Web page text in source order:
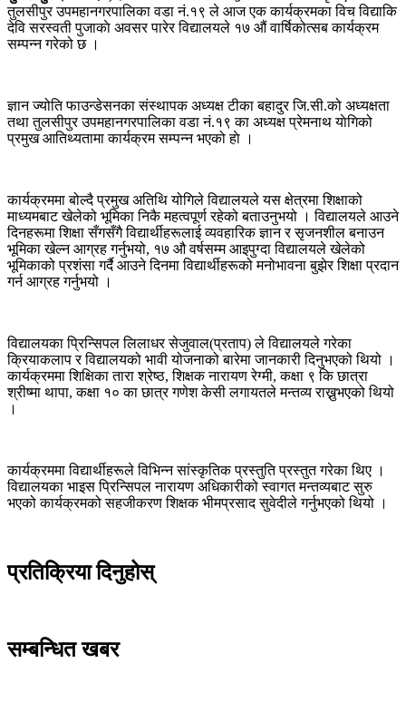
तुलसीपुर उपमहानगरपालिका वडा नं.१९ ले आज एक कार्यक्रमका विच विद्याकि
देवि सरस्वती पुजाकाे अवसर पारेर विद्यालयले १७ औं वार्षिकोत्सब कार्यक्रम
सम्पन्न गरेको छ ।
ज्ञान ज्योति फाउन्डेसनका संस्थापक अध्यक्ष टीका बहादुर जि.सी.को अध्यक्षता
तथा तुलसीपुर उपमहानगरपालिका वडा नं.१९ का अध्यक्ष प्रेमनाथ याेगिको
प्रमुख आतिथ्यतामा कार्यक्रम सम्पन्न भएको हाे ।
कार्यक्रममा बोल्दै प्रमुख अतिथि योगिले विद्यालयले यस क्षेत्रमा शिक्षाको
माध्यमबाट खेलेको भूमिका निकै महत्वपूर्ण रहेको बताउनुभयो । विद्यालयले आउने
दिनहरूमा शिक्षा सँगसँगै विद्यार्थीहरूलाई व्यवहारिक ज्ञान र सृजनशील बनाउन
भूमिका खेल्न आग्रह गर्नुभयो, १७ औ वर्षसम्म आइपुग्दा विद्यालयले खेलेको
भूमिकाको प्रशंसा गर्दै आउने दिनमा विद्यार्थीहरूको मनोभावना बुझेर शिक्षा प्रदान
गर्न आग्रह गर्नुभयो ।
विद्यालयका प्रिन्सिपल लिलाधर सेजुवाल(प्रताप) ले विद्यालयले गरेका
क्रियाकलाप र विद्यालयको भावी योजनाको बारेमा जानकारी दिनुभएको थियो ।
कार्यक्रममा शिक्षिका तारा श्रेष्ठ, शिक्षक नारायण रेग्मी, कक्षा ९ कि छात्रा
श्रीष्मा थापा, कक्षा १० का छात्र गणेश केसी लगायतले मन्तव्य राख्नुभएको थियो
।
कार्यक्रममा विद्यार्थीहरूले विभिन्न सांस्कृतिक प्रस्तुति प्रस्तुत गरेका थिए ।
विद्यालयका भाइस प्रिन्सिपल नारायण अधिकारीको स्वागत मन्तव्यबाट सुरु
भएको कार्यक्रमको सहजीकरण शिक्षक भीमप्रसाद सुवेदीले गर्नुभएको थियो ।
प्रतिक्रिया दिनुहोस्
सम्बन्धित खबर